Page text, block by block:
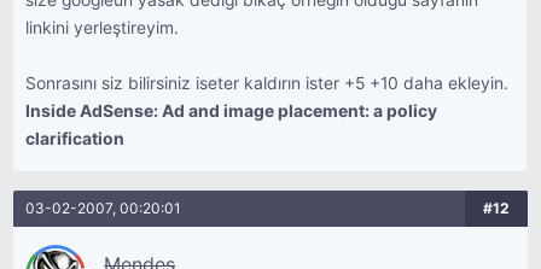
linkini yerleştireyim.
Sonrasını siz bilirsiniz iseter kaldırın ister +5 +10 daha ekleyin.
Inside AdSense: Ad and image placement: a policy
clarification
03-02-2007, 00:20:01 #12
Mendes